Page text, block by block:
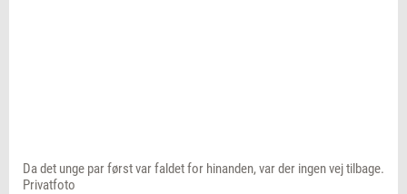
Da det unge par først var faldet for hinanden, var der ingen vej tilbage.
Privatfoto